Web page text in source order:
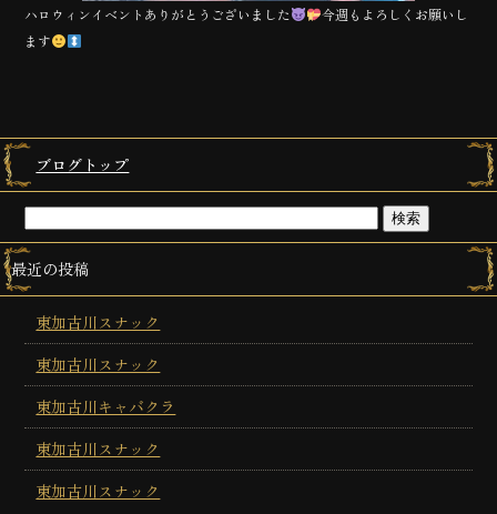
ハロウィンイベントありがとうございました
今週もよろしくお願いし
ます
ブログトップ
最近の投稿
東加古川スナック
東加古川スナック
東加古川キャバクラ
東加古川スナック
東加古川スナック